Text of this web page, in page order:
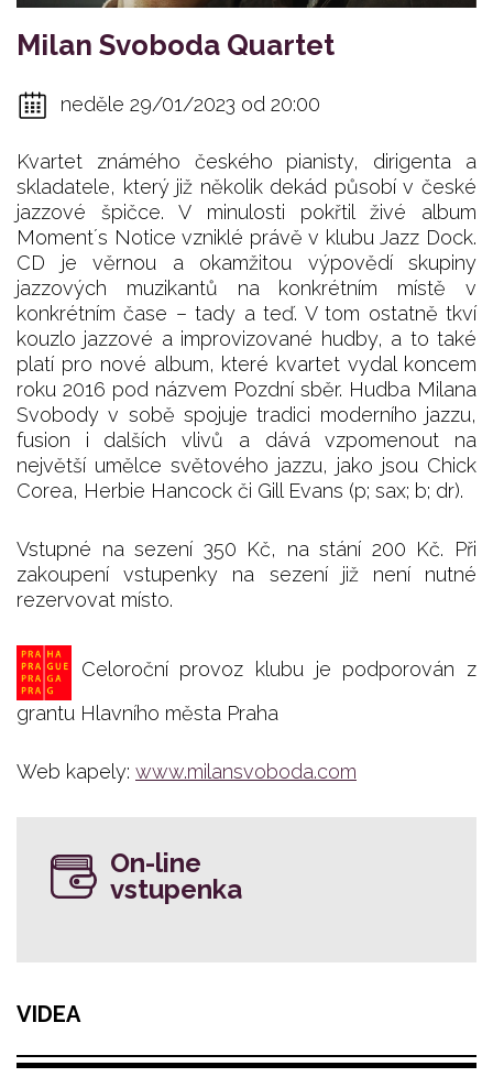
Milan Svoboda Quartet
neděle 29/01/2023 od 20:00
Kvartet známého českého pianisty, dirigenta a
skladatele, který již několik dekád působí v české
jazzové špičce. V minulosti pokřtil živé album
Moment´s Notice vzniklé právě v klubu Jazz Dock.
CD je věrnou a okamžitou výpovědí skupiny
jazzových muzikantů na konkrétním místě v
konkrétním čase – tady a teď. V tom ostatně tkví
kouzlo jazzové a improvizované hudby, a to také
platí pro nové album, které kvartet vydal koncem
roku 2016 pod názvem Pozdní sběr. Hudba Milana
Svobody v sobě spojuje tradici moderního jazzu,
fusion i dalších vlivů a dává vzpomenout na
největší umělce světového jazzu, jako jsou Chick
Corea, Herbie Hancock či Gill Evans (p; sax; b; dr).
Vstupné na sezení 350 Kč, na stání 200 Kč. Při
zakoupení vstupenky na sezení již není nutné
rezervovat místo.
Celoroční provoz klubu je podporován z
grantu Hlavního města Praha
Web kapely: www.milansvoboda.com
On-line
vstupenka
VIDEA